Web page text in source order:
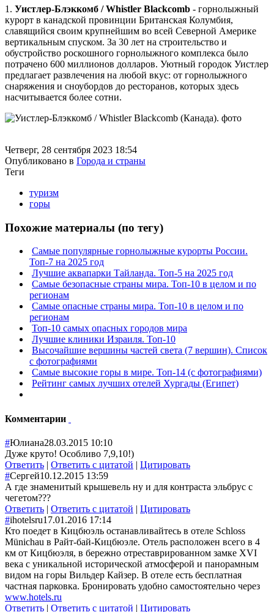
1. Уистлер-Блэккомб / Whistler Blackcomb - горнолыжный
курорт в канадской провинции Британская Колумбия,
славящийся своим крупнейшим во всей Северной Америке
вертикальным спуском. За 30 лет на строительство и
обустройство роскошного горнолыжного комплекса было
потрачено 600 миллионов долларов. Уютный городок Уистлер
предлагает развлечения на любой вкус: от горнолыжного
снаряжения и сноубордов до ресторанов, которых здесь
насчитывается более сотни.
Четверг, 28 сентября 2023 18:54
Опубликовано в Города и страны
Теги
туризм
горы
Похожие материалы (по тегу)
Самые популярные горнолыжные курорты России.
Топ-7 на 2025 год
Лучшие аквапарки Тайланда. Топ-5 на 2025 год
Самые безопасные страны мира. Топ-10 в целом и по
регионам
Самые опасные страны мира. Топ-10 в целом и по
регионам
Топ-10 самых опасных городов мира
Лучшие клиники Израиля. Топ-10
Высочайшие вершины частей света (7 вершин). Список
с фотографиями
Самые высокие горы в мире. Топ-14 (с фотографиями)
Рейтинг самых лучших отелей Хургады (Египет)
Комментарии
#Юлиана28.03.2015 10:10
Дуже круто! Особливо 7,9,10!)
Ответить | Ответить с цитатой | Цитировать
#Сергей10.12.2015 13:59
А где знаменитый крышевель ну и для контраста эльбрус с
чегетом???
Ответить | Ответить с цитатой | Цитировать
#ihotelsru17.01.2016 17:14
Кто поедет в Кицбюэль останавливайтесь в отеле Schloss
Münichau в Райт-бай-Кицбюэле. Отель расположен всего в 4
км от Кицбюэля, в бережно отреставрированном замке XVI
века с уникальной исторической атмосферой и панорамным
видом на горы Вильдер Кайзер. В отеле есть бесплатная
частная парковка. Бронировать удобно самостоятельно через
www.hotels.ru
Ответить | Ответить с цитатой | Цитировать